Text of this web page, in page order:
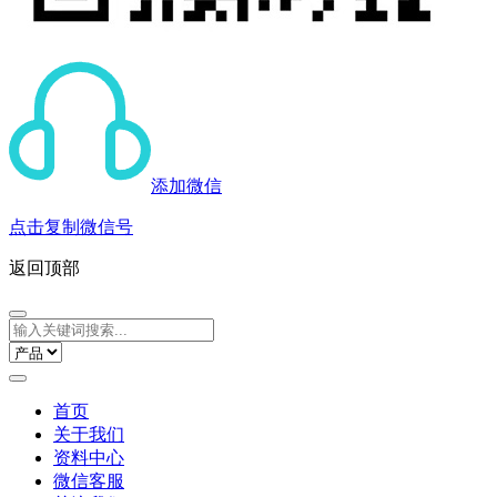
添加微信
点击复制微信号
返回顶部
首页
关于我们
资料中心
微信客服